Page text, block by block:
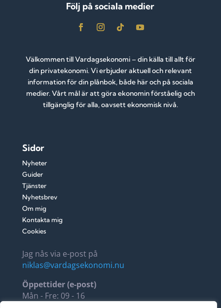
Följ på sociala medier
Välkommen till Vardagsekonomi – din källa till allt för
din privatekonomi. Vi erbjuder aktuell och relevant
information för din plånbok, både här och på sociala
medier. Vårt mål är att göra ekonomin förståelig och
tillgänglig för alla, oavsett ekonomisk nivå.
Sidor
Nyheter
Guider
Tjänster
Nyhetsbrev
Om mig
Kontakta mig
Cookies
Jag nås via e-post på
niklas@vardagsekonomi.nu
Öppettider (e-post)
Mån - Fre: 09 - 16